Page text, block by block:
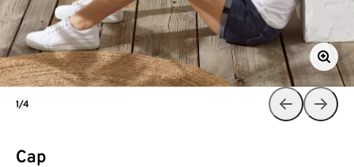
Cap
1/4